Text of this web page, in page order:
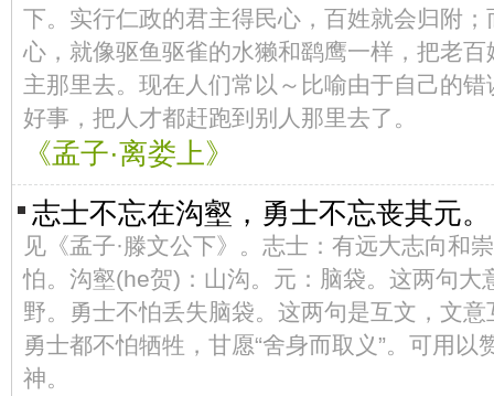
下。实行仁政的君主得民心，百姓就会归附
心，就像驱鱼驱雀的水獭和鹞鹰一样，把老
主那里去。现在人们常以～比喻由于自己的
好事，把人才都赶跑到别人那里去了。
《孟子·离娄上》
志士不忘在沟壑，勇士不忘丧其元。
见《孟子·滕文公下》。志士：有远大志向和
怕。沟壑(he贺)：山沟。元：脑袋。这两句大
野。勇士不怕丢失脑袋。这两句是互文，文
勇士都不怕牺牲，甘愿“舍身而取义”。可用以
神。